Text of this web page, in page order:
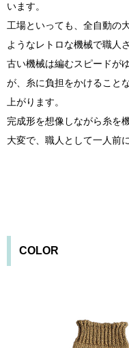
います。
工場といっても、全自動の
ようなレトロな機械で職人
古い機械は編むスピードが
が、糸に負担をかけること
上がります。
完成形を想像しながら糸を
大変で、職人として一人前
COLOR